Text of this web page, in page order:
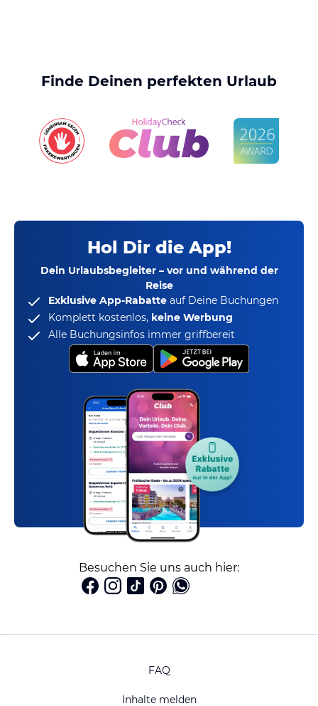
Finde Deinen perfekten Urlaub
Hol Dir die App!
Dein Urlaubsbegleiter – vor und während der
Reise
Exklusive App-Rabatte auf Deine Buchungen
Komplett kostenlos, keine Werbung
Alle Buchungsinfos immer griffbereit
Besuchen Sie uns auch hier:
FAQ
Inhalte melden